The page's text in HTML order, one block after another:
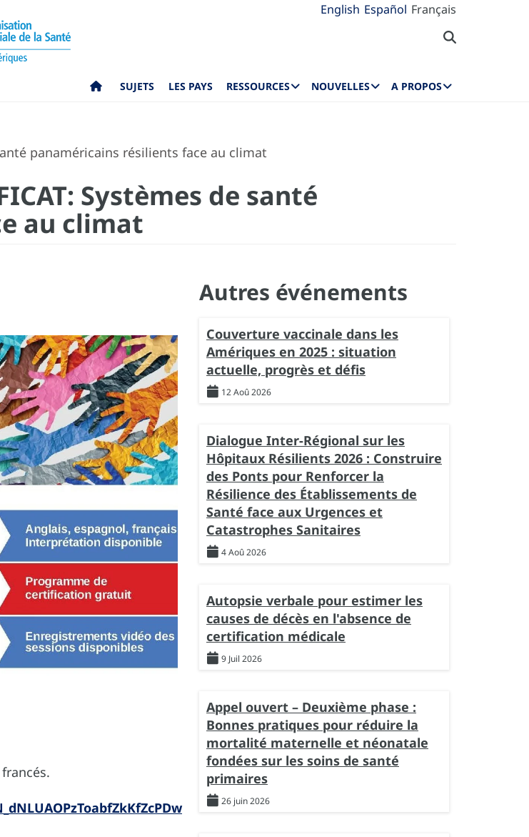
English Español Français
SUJETS LES PAYS RESSOURCES NOUVELLES A PROPOS
santé panaméricains résilients face au climat
Systèmes de santé
au climat
Autres événements
Couverture vaccinale dans les
Amériques en 2025 : situation
actuelle, progrès et défis
12 Aoû 2026
Dialogue Inter-Régional sur les
Hôpitaux Résilients 2026 : Construire
des Ponts pour Renforcer la
Résilience des Établissements de
Santé face aux Urgences et
Catastrophes Sanitaires
4 Aoû 2026
Autopsie verbale pour estimer les
causes de décès en l'absence de
certification médicale
9 Juil 2026
Appel ouvert – Deuxième phase :
Bonnes pratiques pour réduire la
mortalité maternelle et néonatale
fondées sur les soins de santé
primaires
26 juin 2026